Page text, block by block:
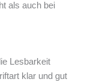
als auch bei
Lesbarkeit
klar und gut